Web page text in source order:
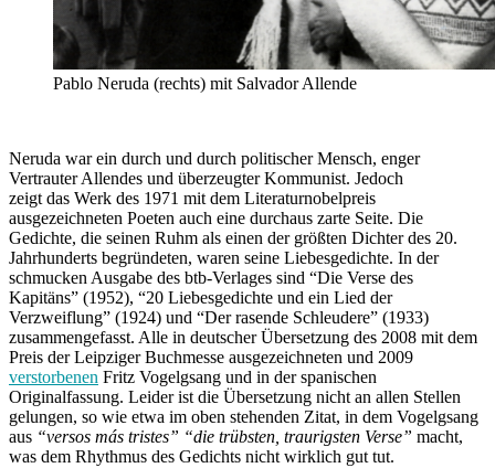
Pablo Neruda (rechts) mit Salvador Allende
Neruda war ein durch und durch politischer Mensch, enger
Vertrauter Allendes und überzeugter Kommunist. Jedoch
zeigt das Werk des 1971 mit dem Literaturnobelpreis
ausgezeichneten Poeten auch eine durchaus zarte Seite. Die
Gedichte, die seinen Ruhm als einen der größten Dichter des 20.
Jahrhunderts begründeten, waren seine Liebesgedichte. In der
schmucken Ausgabe des btb-Verlages sind “Die Verse des
Kapitäns” (1952), “20 Liebesgedichte und ein Lied der
Verzweiflung” (1924) und “Der rasende Schleudere” (1933)
zusammengefasst. Alle in deutscher Übersetzung des 2008 mit dem
Preis der Leipziger Buchmesse ausgezeichneten und 2009
verstorbenen Fritz Vogelgsang und in der spanischen
Originalfassung. Leider ist die Übersetzung nicht an allen Stellen
gelungen, so wie etwa im oben stehenden Zitat, in dem Vogelgsang
aus “versos más tristes” “die trübsten, traurigsten Verse” macht,
was dem Rhythmus des Gedichts nicht wirklich gut tut.